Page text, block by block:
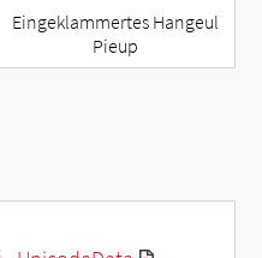
Eingeklammertes Hangeul
Pieup